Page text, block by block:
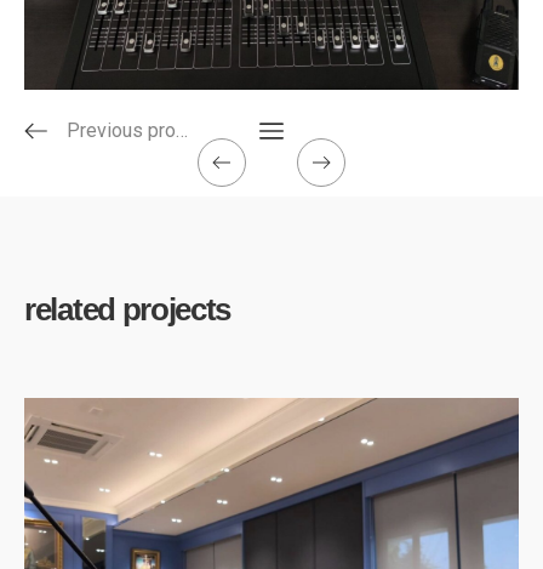
related projects